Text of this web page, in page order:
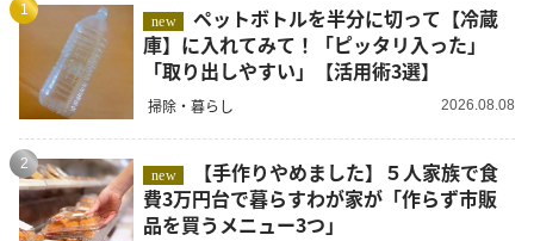
1
new
ペットボトルを半分に切って【冷蔵
庫】に入れてみて！「ピッタリ入った」
「取り出しやすい」【活用術3選】
掃除・暮らし 2026.08.08
2
new
費3万円台で暮らすわが家が「作らず市販
品を買うメニュー3つ」